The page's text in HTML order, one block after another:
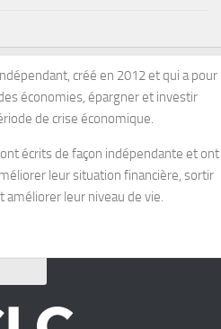
créé en 2012 et qui a pour
économies, épargner et investir
de crise économique.
écrits de façon indépendante et ont
leur situation financière, sortir
leur niveau de vie.